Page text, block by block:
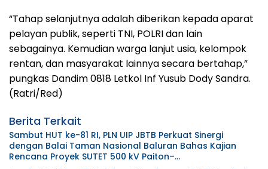
“Tahap selanjutnya adalah diberikan kepada aparat
pelayan publik, seperti TNI, POLRI dan lain
sebagainya. Kemudian warga lanjut usia, kelompok
rentan, dan masyarakat lainnya secara bertahap,”
pungkas Dandim 0818 Letkol Inf Yusub Dody Sandra.
(Ratri/Red)
Berita Terkait
Sambut HUT ke-81 RI, PLN UIP JBTB Perkuat Sinergi
dengan Balai Taman Nasional Baluran Bahas Kajian
Rencana Proyek SUTET 500 kV Paiton–